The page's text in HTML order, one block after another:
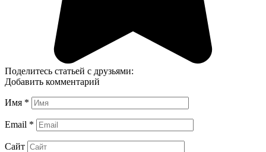
Поделитесь статьей с друзьями:
Добавить комментарий
Имя *
Email *
Сайт